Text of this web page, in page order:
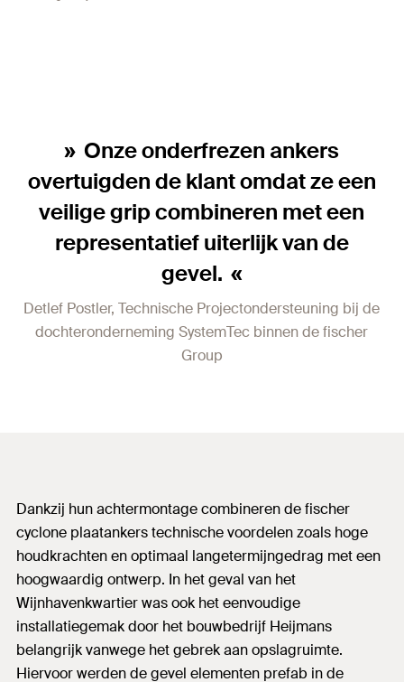
Onze onderfrezen ankers
overtuigden de klant omdat ze een
veilige grip combineren met een
representatief uiterlijk van de
gevel.
Detlef Postler, Technische Projectondersteuning bij de
dochteronderneming SystemTec binnen de fischer
Group
Dankzij hun achtermontage combineren de fischer
cyclone plaatankers technische voordelen zoals hoge
houdkrachten en optimaal langetermijngedrag met een
hoogwaardig ontwerp. In het geval van het
Wijnhavenkwartier was ook het eenvoudige
installatiegemak door het bouwbedrijf Heijmans
belangrijk vanwege het gebrek aan opslagruimte.
Hiervoor werden de gevel elementen prefab in de